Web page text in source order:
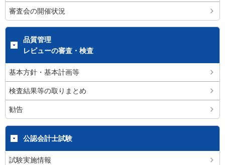
審査会の開催状況
品質管理
レビューの審査・検査
基本方針・基本計画等
検査結果等の取りまとめ
勧告
公認会計士試験
試験実施情報